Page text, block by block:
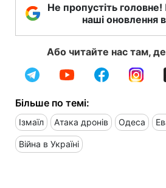
Не пропустіть головне!
наші оновлення
Або читайте нас там,
Більше по темі:
Ізмаїл Атака дронів Одеса
Війна в Україні